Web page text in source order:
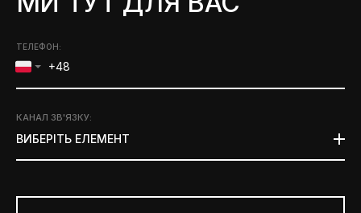
ТЕЛЕФОН:
КАНАЛ ЗВ'ЯЗКУ:
ВИБЕРІТЬ ЕЛЕМЕНТ